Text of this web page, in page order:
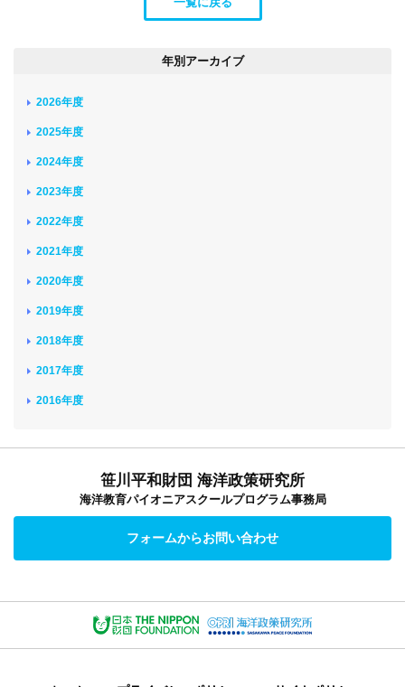
年別アーカイブ
2026年度
2025年度
2024年度
2023年度
2022年度
2021年度
2020年度
2019年度
2018年度
2017年度
2016年度
笹川平和財団 海洋政策研究所
海洋教育パイオニアスクールプログラム事務局
フォームからお問い合わせ